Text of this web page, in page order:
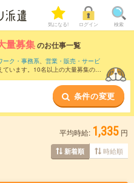
気になる! ログイン 検索
量募集のお仕事一覧
ーク・事務系、 営業・販売・サービ
ています。10名以上の大量募集の条
条件の変更
平均時給: 1,335 円
新着順 時給順